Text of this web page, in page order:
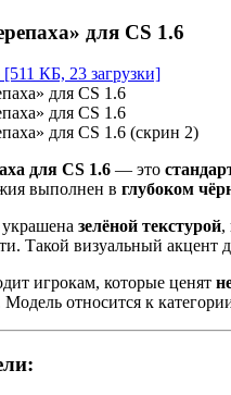
для CS 1.6
[511 КБ, 23 загрузки]
для CS 1.6 — это
выполнен в глубоком
зелёной текстурой,
Такой визуальный акцент
игрокам, которые ценят
относится к